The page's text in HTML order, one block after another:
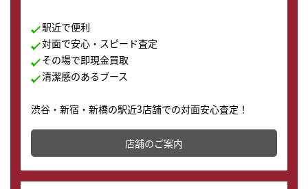
駅近で便利
対面で安心・スピード査定
その場で即現金買取
清潔感のあるブース
渋谷・新宿・新橋の駅近3店舗での対面安心査定！
その場で現金買取致します。渋谷本店では、時計販売の
店舗を併設しており、下取りに出してお得に新しい時計
の購入もできます♪
店舗のご案内